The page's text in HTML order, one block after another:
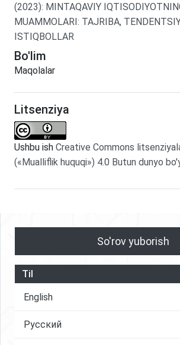
(2023): MINTAQAVIY
MUAMMOLARI: TAJRIBA,
ISTIQBOLLAR
Bo'lim
Maqolalar
Litsenziya
Ushbu ish Creative Commons
(«Mualliflik huquqi») 4.0 Butun dunyo
So'rov yuborish
Til
English
Русский